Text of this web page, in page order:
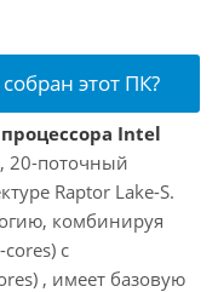
этот ПК?
Intel
20-поточный
Raptor Lake-S.
комбинируя
с
, имеет базовую